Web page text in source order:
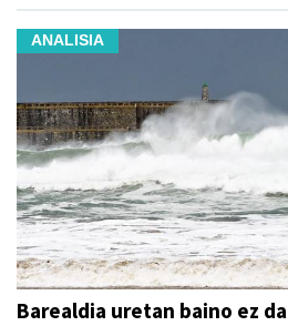
ANALISIA
Barealdia uretan baino ez